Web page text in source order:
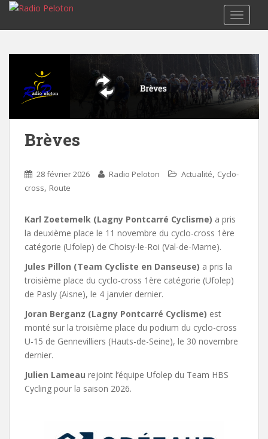
Brèves
28 février 2026 Radio Peloton Actualité, Cyclo-
cross, Route
Karl Zoetemelk (Lagny Pontcarré Cyclisme) a pris
la deuxième place le 11 novembre du cyclo-cross 1ère
catégorie (Ufolep) de Choisy-le-Roi (Val-de-Marne).
Jules Pillon (Team Cycliste en Danseuse) a pris la
troisième place du cyclo-cross 1ère catégorie (Ufolep)
de Pasly (Aisne), le 4 janvier dernier.
Joran Berganz (Lagny Pontcarré Cyclisme) est
monté sur la troisième place du podium du cyclo-cross
U-15 de Gennevilliers (Hauts-de-Seine), le 30 novembre
dernier.
Julien Lameau rejoint l’équipe Ufolep du Team HBS
Cycling pour la saison 2026.